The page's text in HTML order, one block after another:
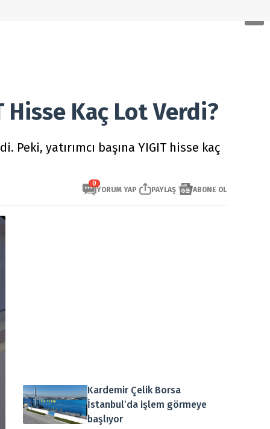
Kaç Lot Verdi?
yatırımcı başına YIGIT hisse kaç
0
YORUM YAP PAYLAŞ ABONE OL
Kardemir Çelik Borsa
İstanbul’da işlem görmeye
başlıyor